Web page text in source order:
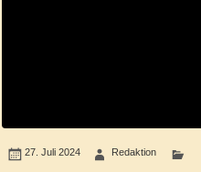
27. Juli 2024 Redaktion